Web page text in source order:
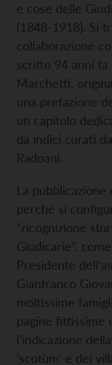
e cose delle
(1848-1918). Si
collaborazione
scritto 94 anni fa
Marchetti,
una prefazione
un capitolo
da indici curati
Radoani.
La
perché si
“ricognizione
Giudicarie”,
Presidente
Gianfranco
moltissime
pagine fittissime
l’indicazione
‘scotùm’ e del